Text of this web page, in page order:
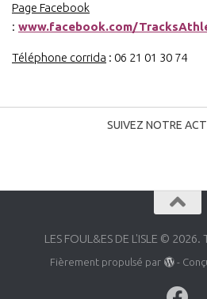
Page Facebook
: www.facebook.com/
Téléphone corrida : 06 21 01 30 74
SUIVEZ NOTRE
LES FOUL&ES DE L'ISLE ©
Fièrement propulsé par -